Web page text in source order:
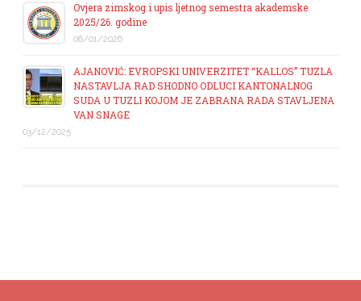
Ovjera zimskog i upis ljetnog semestra akademske
2025/26. godine
06/01/2026
AJANOVIĆ: EVROPSKI UNIVERZITET “KALLOS” TUZLA
NASTAVLJA RAD SHODNO ODLUCI KANTONALNOG
SUDA U TUZLI KOJOM JE ZABRANA RADA STAVLJENA
VAN SNAGE
03/12/2025